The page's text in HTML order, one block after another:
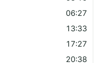
06:27
13:33
17:27
20:38